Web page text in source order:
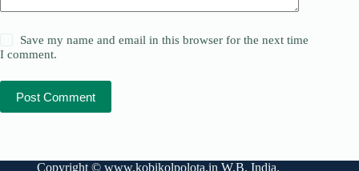
Save my name and email in this browser for the next time
I comment.
Post Comment
Copyright © www.kobikolpolota.in W.B. India.